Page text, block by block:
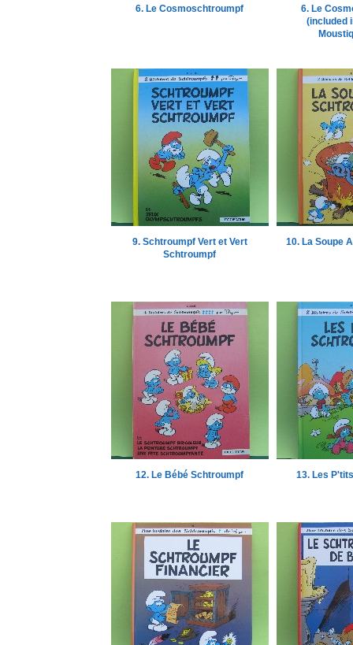
6. Le Cosmoschtroumpf
6. Le
(included
9. Schtroumpf Vert et Vert
Schtroumpf
10. La Soupe
12. Le Bébé Schtroumpf 13. Les